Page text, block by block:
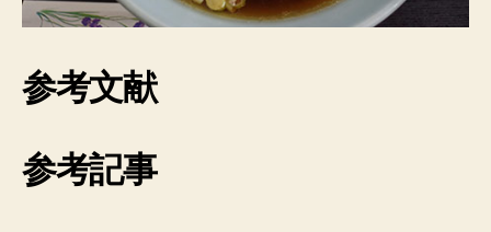
参考文献
参考記事